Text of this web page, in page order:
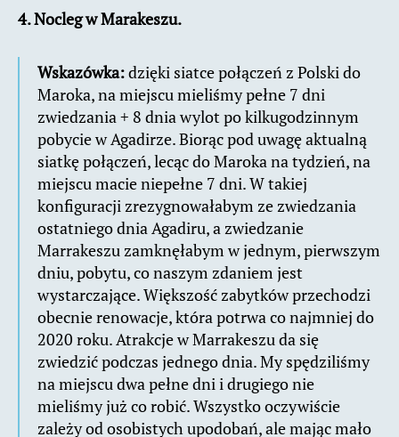
4. Nocleg w Marakeszu.
Wskazówka:dzięki siatce połączeń z Polski do
Maroka, na miejscu mieliśmy pełne 7 dni
zwiedzania + 8 dnia wylot po kilkugodzinnym
pobycie w Agadirze. Biorąc pod uwagę aktualną
siatkę połączeń, lecąc do Maroka na tydzień, na
miejscu macie niepełne 7 dni. W takiej
konfiguracji zrezygnowałabym ze zwiedzania
ostatniego dnia Agadiru, a zwiedzanie
Marrakeszu zamknęłabym w jednym, pierwszym
dniu, pobytu, co naszym zdaniem jest
wystarczające. Większość zabytków przechodzi
obecnie renowacje, która potrwa co najmniej do
2020 roku. Atrakcje w Marrakeszu da się
zwiedzić podczas jednego dnia. My spędziliśmy
na miejscu dwa pełne dni i drugiego nie
mieliśmy już co robić. Wszystko oczywiście
zależy od osobistych upodobań, ale mając mało